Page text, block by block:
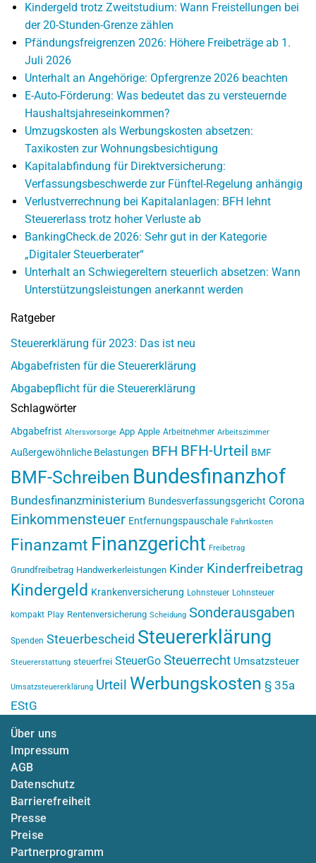
Kindergeld trotz Zweitstudium: Wann Freistellungen bei
der 20-Stunden-Grenze zählen
Pfändungsfreigrenzen 2026: Höhere Freibeträge ab 1.
Juli 2026
Unterhalt an Angehörige: Opfergrenze 2026 beachten
E-Auto-Förderung: Was bedeutet das zu versteuernde
Haushaltsjahreseinkommen?
Umzugskosten als Werbungskosten absetzen:
Taxikosten zur Wohnungsbesichtigung
Kapitalabfindung für Direktversicherung:
Verfassungsbeschwerde zur Fünftel-Regelung anhängig
Verlustverrechnung bei Kapitalanlagen: BFH lehnt
Steuererlass trotz hoher Verluste ab
BankingCheck.de 2026: Sehr gut in der Kategorie
„Digitaler Steuerberater“
Unterhalt an Schwiegereltern steuerlich absetzen: Wann
Unterstützungsleistungen anerkannt werden
Ratgeber
Steuererklärung für 2023: Das ist neu
Abgabefristen für die Steuererklärung
Abgabepflicht für die Steuererklärung
Schlagwörter
Abgabefrist Altersvorsorge App Apple Arbeitnehmer Arbeitszimmer
Außergewöhnliche Belastungen BFH BFH-Urteil BMF
BMF-Schreiben Bundesfinanzhof
Bundesfinanzministerium Bundesverfassungsgericht Corona
Einkommensteuer Entfernungspauschale Fahrtkosten
Finanzamt Finanzgericht Freibetrag
Grundfreibetrag Handwerkerleistungen Kinder Kinderfreibetrag
Kindergeld Krankenversicherung Lohnsteuer Lohnsteuer
kompakt Play Rentenversicherung Scheidung Sonderausgaben
Spenden Steuerbescheid Steuererklärung
Steuererstattung steuerfrei SteuerGo Steuerrecht Umsatzsteuer
Umsatzsteuererklärung Urteil Werbungskosten § 35a
EStG
Über uns
Impressum
AGB
Datenschutz
Barrierefreiheit
Presse
Preise
Partnerprogramm